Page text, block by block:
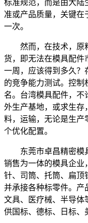
标准规范，而是由大陆
准或产品质量，关键在
一次。
然而，在技术，原料
货，即无法在模具配件
一周，应该得到多久？
的竞争能力测试。控制
名。台湾模具配件，
外生产基地，或求生存
料，运输，无论是生产
个优化配置。
东莞市卓昌精密模具
销售为一体的模具企业
针、司筒、托筒、扁顶
并承接各种标零件。产
文具、医疗械、半导体
供国标、德标、日标、